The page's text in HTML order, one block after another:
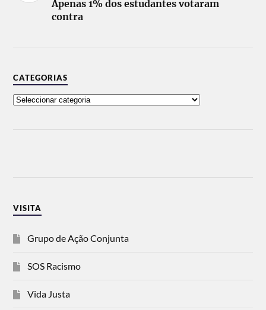
Apenas 1% dos estudantes votaram
contra
CATEGORIAS
VISITA
Grupo de Ação Conjunta
SOS Racismo
Vida Justa